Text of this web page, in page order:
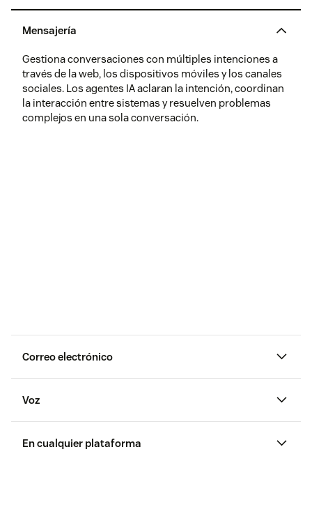
Mensajería
Gestiona conversaciones con múltiples intenciones a
través de la web, los dispositivos móviles y los canales
sociales. Los agentes IA aclaran la intención, coordinan
la interacción entre sistemas y resuelven problemas
complejos en una sola conversación.
Correo electrónico
Voz
En cualquier plataforma